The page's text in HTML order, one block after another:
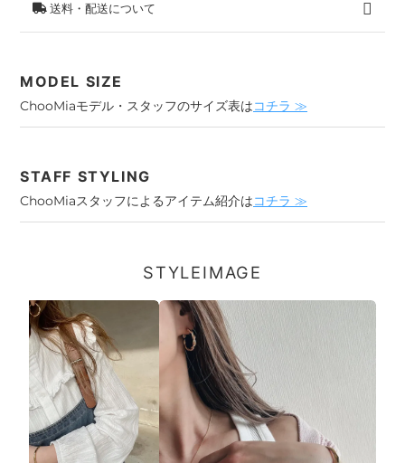
送料・配送について
MODEL SIZE
ChooMiaモデル・スタッフのサイズ表はコチラ ≫
STAFF STYLING
ChooMiaスタッフによるアイテム紹介はコチラ ≫
STYLEIMAGE